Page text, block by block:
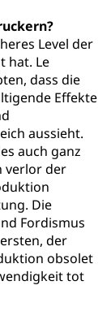
Level der
hat. Le
dass die
Effekte
aussieht.
auch ganz
verlor der
Die
Fordismus
der
obsolet
tot